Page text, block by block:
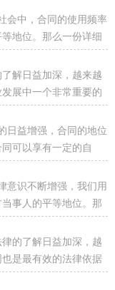
会中，合同的使用频率
地位。那么一份详细
9篇...
解日益加深，越来越
展中一个非常重要的
小编帮...
日益增强，合同的地位
可以享有一定的自
编精心...
意识不断增强，我们用
事人的平等地位。那
为...
的了解日益加深，越
是最有效的法律依据
小编精...